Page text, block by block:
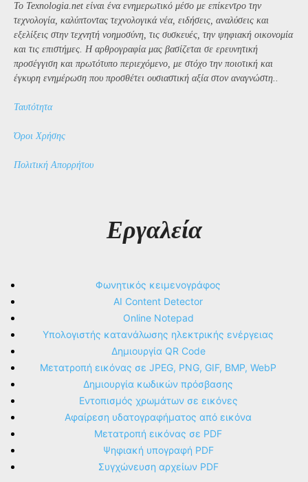
Το Texnologia.net είναι ένα ενημερωτικό μέσο με επίκεντρο την
τεχνολογία, καλύπτοντας τεχνολογικά νέα, ειδήσεις, αναλύσεις και
εξελίξεις στην τεχνητή νοημοσύνη, τις συσκευές, την ψηφιακή οικονομία
και τις επιστήμες. Η αρθρογραφία μας βασίζεται σε ερευνητική
προσέγγιση και πρωτότυπο περιεχόμενο, με στόχο την ποιοτική και
έγκυρη ενημέρωση που προσθέτει ουσιαστική αξία στον αναγνώστη..
Ταυτότητα
Όροι Χρήσης
Πολιτική Απορρήτου
Εργαλεία
Φωνητικός κειμενογράφος
AI Content Detector
Online Notepad
Υπολογιστής κατανάλωσης ηλεκτρικής ενέργειας
Δημιουργία QR Code
Μετατροπή εικόνας σε JPEG, PNG, GIF, BMP, WebP
Δημιουργία κωδικών πρόσβασης
Εντοπισμός χρωμάτων σε εικόνες
Αφαίρεση υδατογραφήματος από εικόνα
Μετατροπή εικόνας σε PDF
Ψηφιακή υπογραφή PDF
Συγχώνευση αρχείων PDF